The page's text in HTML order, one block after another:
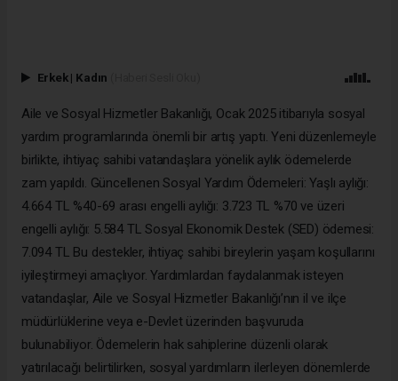
Erkek | Kadın
Aile ve Sosyal Hizmetler Bakanlığı, Ocak 2025 itibarıyla sosyal
yardım programlarında önemli bir artış yaptı. Yeni düzenlemeyle
birlikte, ihtiyaç sahibi vatandaşlara yönelik aylık ödemelerde
zam yapıldı. Güncellenen Sosyal Yardım Ödemeleri: Yaşlı aylığı:
4.664 TL %40-69 arası engelli aylığı: 3.723 TL %70 ve üzeri
engelli aylığı: 5.584 TL Sosyal Ekonomik Destek (SED) ödemesi:
7.094 TL Bu destekler, ihtiyaç sahibi bireylerin yaşam koşullarını
iyileştirmeyi amaçlıyor. Yardımlardan faydalanmak isteyen
vatandaşlar, Aile ve Sosyal Hizmetler Bakanlığı’nın il ve ilçe
müdürlüklerine veya e-Devlet üzerinden başvuruda
bulunabiliyor. Ödemelerin hak sahiplerine düzenli olarak
yatırılacağı belirtilirken, sosyal yardımların ilerleyen dönemlerde